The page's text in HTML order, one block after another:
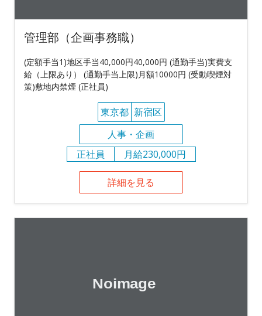
管理部（企画事務職）
(定額手当1)地区手当40,000円40,000円 (通勤手当)実費支
給（上限あり） (通勤手当上限)月額10000円 (受動喫煙対
策)敷地内禁煙 (正社員)
東京都 新宿区
人事・企画
正社員
月給230,000円
詳細を見る